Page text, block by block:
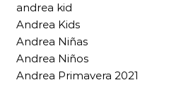
andrea kid
Andrea Kids
Andrea Niñas
Andrea Niños
Andrea Primavera 2021